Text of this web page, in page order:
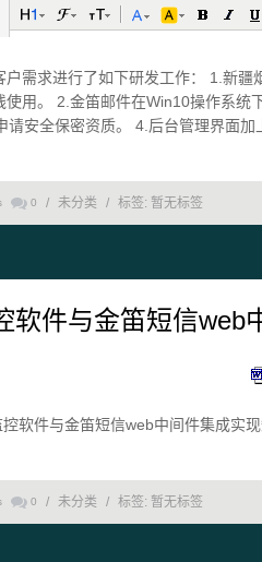
需求进行了如下研发工作： 1.新
使用。 2.金笛邮件在Win10操作系
请安全保密资质。 4.后台管理界面
0 / 未分类 / 标签: 暂无标签
软件与金笛短信
控软件与金笛短信web中间件集成实
0 / 未分类 / 标签: 暂无标签